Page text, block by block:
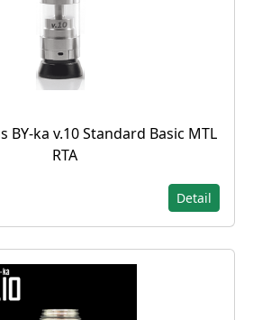
BY-ka v.10 Standard Basic MTL
RTA
Detail